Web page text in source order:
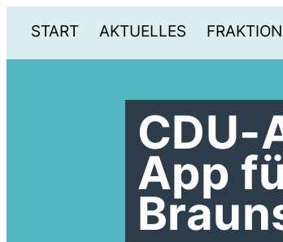
START AKTUELLES FRAKTION
CDU-
App